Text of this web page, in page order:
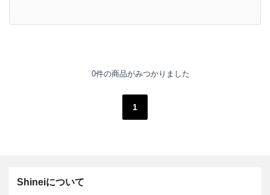
0件の商品がみつかりました
1
Shineiについて